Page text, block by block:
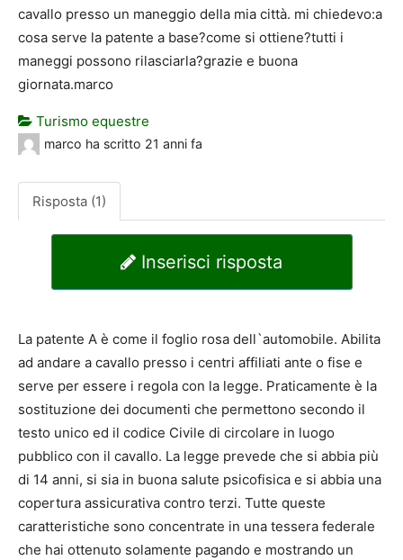
cavallo presso un maneggio della mia città. mi chiedevo:a
cosa serve la patente a base?come si ottiene?tutti i
maneggi possono rilasciarla?grazie e buona
giornata.marco
Turismo equestre
marco ha scritto 21 anni fa
Risposta (1)
Inserisci risposta
La patente A è come il foglio rosa dell`automobile. Abilita
ad andare a cavallo presso i centri affiliati ante o fise e
serve per essere i regola con la legge. Praticamente è la
sostituzione dei documenti che permettono secondo il
testo unico ed il codice Civile di circolare in luogo
pubblico con il cavallo. La legge prevede che si abbia più
di 14 anni, si sia in buona salute psicofisica e si abbia una
copertura assicurativa contro terzi. Tutte queste
caratteristiche sono concentrate in una tessera federale
che hai ottenuto solamente pagando e mostrando un